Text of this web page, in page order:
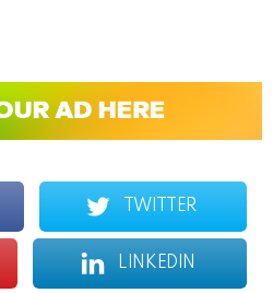
TWITTER
LINKEDIN